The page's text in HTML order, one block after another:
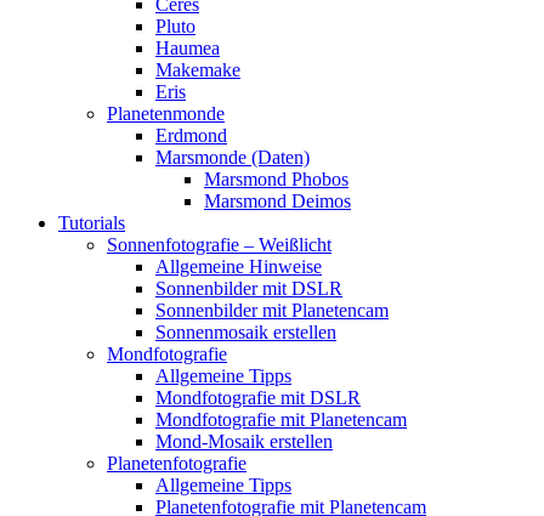
Pluto
Haumea
Makemake
Eris
Planetenmonde
Erdmond
Marsmonde (Daten)
Marsmond Phobos
Marsmond Deimos
Tutorials
Sonnenfotografie – Weißlicht
Allgemeine Hinweise
Sonnenbilder mit DSLR
Sonnenbilder mit Planetencam
Sonnenmosaik erstellen
Mondfotografie
Allgemeine Tipps
Mondfotografie mit DSLR
Mondfotografie mit Planetencam
Mond-Mosaik erstellen
Planetenfotografie
Allgemeine Tipps
Planetenfotografie mit Planetencam